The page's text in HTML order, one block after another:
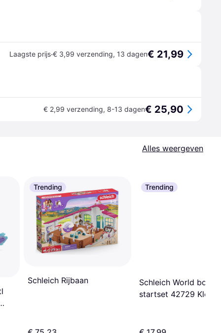
Laagste prijs·€ 3,99 verzending, 13 dagen€ 21,99
€ 2,99 verzending, 8-13 dagen€ 25,90
Alles weergeven
Trending
Schleich Rijbaan
Trending
Schleich World
startset 42729